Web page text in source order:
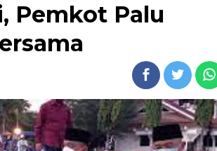
Pemkot Palu